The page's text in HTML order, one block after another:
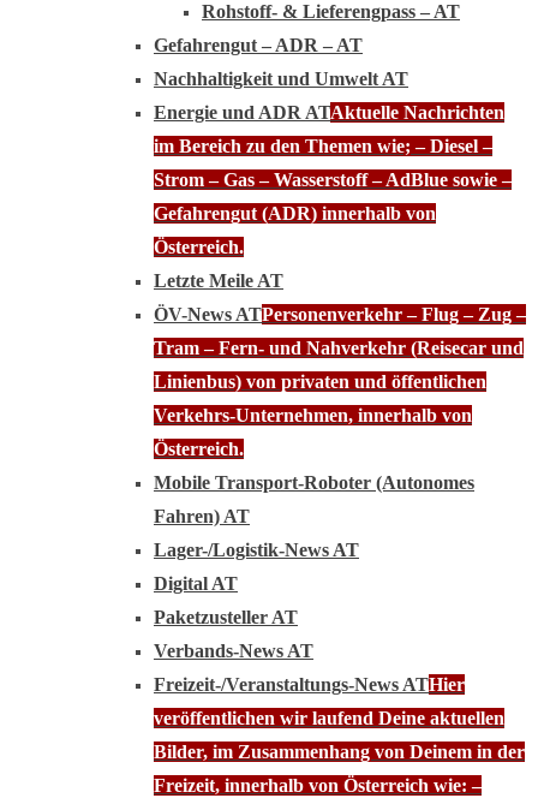
Rohstoff- & Lieferengpass – AT
Gefahrengut – ADR – AT
Nachhaltigkeit und Umwelt AT
Energie und ADR ATAktuelle Nachrichten
im Bereich zu den Themen wie; – Diesel –
Strom – Gas – Wasserstoff – AdBlue sowie –
Gefahrengut (ADR) innerhalb von
Österreich.
Letzte Meile AT
ÖV-News ATPersonenverkehr – Flug – Zug –
Tram – Fern- und Nahverkehr (Reisecar und
Linienbus) von privaten und öffentlichen
Verkehrs-Unternehmen, innerhalb von
Österreich.
Mobile Transport-Roboter (Autonomes
Fahren) AT
Lager-/Logistik-News AT
Digital AT
Paketzusteller AT
Verbands-News AT
Freizeit-/Veranstaltungs-News ATHier
veröffentlichen wir laufend Deine aktuellen
Bilder, im Zusammenhang von Deinem in der
Freizeit, innerhalb von Österreich wie: –